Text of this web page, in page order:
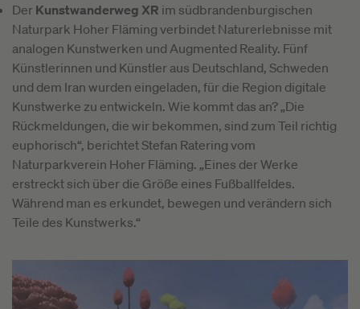
Der Kunstwanderweg XR im südbrandenburgischen
Naturpark Hoher Fläming verbindet Naturerlebnisse mit
analogen Kunstwerken und Augmented Reality. Fünf
Künstlerinnen und Künstler aus Deutschland, Schweden
und dem Iran wurden eingeladen, für die Region digitale
Kunstwerke zu entwickeln. Wie kommt das an? „Die
Rückmeldungen, die wir bekommen, sind zum Teil richtig
euphorisch“, berichtet Stefan Ratering vom
Naturparkverein Hoher Fläming. „Eines der Werke
erstreckt sich über die Größe eines Fußballfeldes.
Während man es erkundet, bewegen und verändern sich
Teile des Kunstwerks.“